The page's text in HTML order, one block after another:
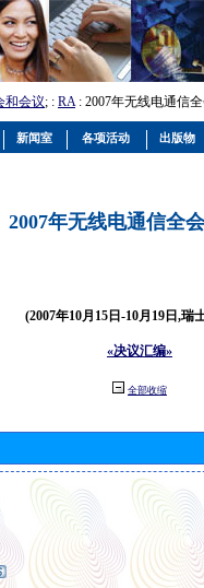
和会议; : RA: 2007年无线电通信
2007年无线电通信全
(2007年10月15日-10月19日,瑞
«决议汇编»
全部收缩
新闻室 各项活动 出版物